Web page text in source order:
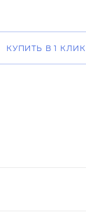
КУПИТЬ В 1 КЛИК